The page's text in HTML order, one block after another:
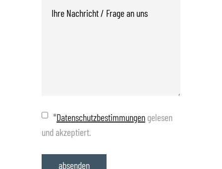
*Datenschutzbestimmungen gelesen
und akzeptiert.